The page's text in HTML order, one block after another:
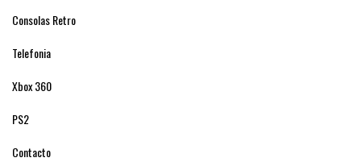
Consolas Retro
Telefonia
Xbox 360
PS2
Contacto